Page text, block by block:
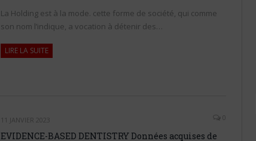
La Holding est à la mode. cette forme de société, qui comme
son nom l’indique, a vocation à détenir des…
LIRE LA SUITE
11 JANVIER 2023 0
EVIDENCE-BASED DENTISTRY Données acquises de